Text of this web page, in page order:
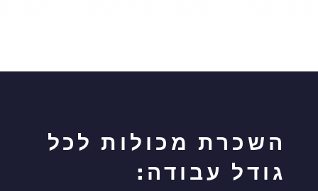
השכרת מכולות לכל
גודל עבודה: